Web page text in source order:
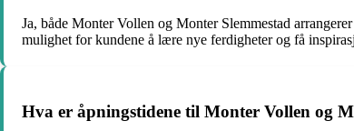
Ja, både Monter Vollen og Monter Slemmestad
mulighet for kundene å lære nye ferdigheter og få
Hva er åpningstidene til Monter Vollen og